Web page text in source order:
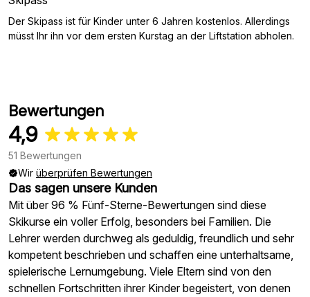
Der Skipass ist für Kinder unter 6 Jahren kostenlos. Allerdings
müsst Ihr ihn vor dem ersten Kurstag an der Liftstation abholen.
Bewertungen
4,9
51 Bewertungen
Wir überprüfen Bewertungen
Das sagen unsere Kunden
Mit über 96 % Fünf-Sterne-Bewertungen sind diese
Skikurse ein voller Erfolg, besonders bei Familien. Die
Lehrer werden durchweg als geduldig, freundlich und sehr
kompetent beschrieben und schaffen eine unterhaltsame,
spielerische Lernumgebung. Viele Eltern sind von den
schnellen Fortschritten ihrer Kinder begeistert, von denen